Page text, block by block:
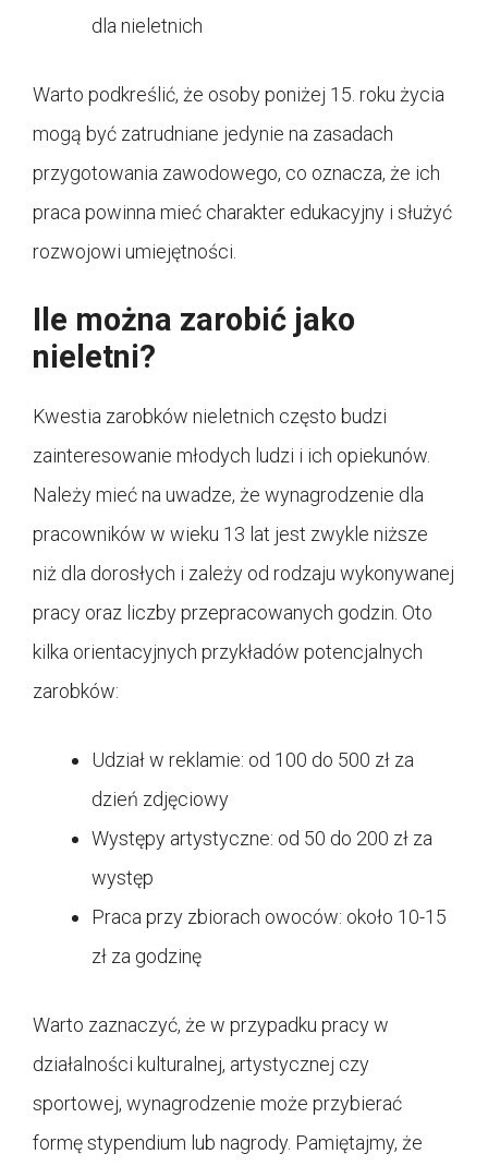
dla nieletnich
Warto podkreślić, że osoby poniżej 15. roku życia
mogą być zatrudniane jedynie na zasadach
przygotowania zawodowego, co oznacza, że ich
praca powinna mieć charakter edukacyjny i służyć
rozwojowi umiejętności.
Ile można zarobić jako
nieletni?
Kwestia zarobków nieletnich często budzi
zainteresowanie młodych ludzi i ich opiekunów.
Należy mieć na uwadze, że wynagrodzenie dla
pracowników w wieku 13 lat jest zwykle niższe
niż dla dorosłych i zależy od rodzaju wykonywanej
pracy oraz liczby przepracowanych godzin. Oto
kilka orientacyjnych przykładów potencjalnych
zarobków:
Udział w reklamie: od 100 do 500 zł za
dzień zdjęciowy
Występy artystyczne: od 50 do 200 zł za
występ
Praca przy zbiorach owoców: około 10-15
zł za godzinę
Warto zaznaczyć, że w przypadku pracy w
działalności kulturalnej, artystycznej czy
sportowej, wynagrodzenie może przybierać
formę stypendium lub nagrody. Pamiętajmy, że